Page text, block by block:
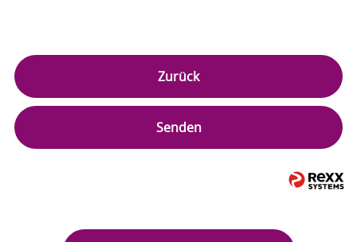
Zurück
Senden